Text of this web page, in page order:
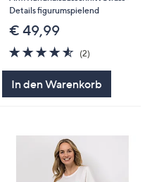
Details figurumspielend
€ 49,99
4.5
von
(2)2
In den Warenkorb